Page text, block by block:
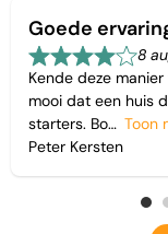
Goede
8
Kende deze
mooi dat een huis
starters. Bo
Toon
Peter Kersten